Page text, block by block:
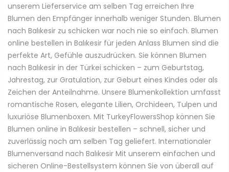
unserem Lieferservice am selben Tag erreichen Ihre
Blumen den Empfänger innerhalb weniger Stunden. Blumen
nach Balıkesir zu schicken war noch nie so einfach. Blumen
online bestellen in Balıkesir für jeden Anlass Blumen sind die
perfekte Art, Gefühle auszudrücken. Sie können Blumen
nach Balıkesir in der Türkei schicken – zum Geburtstag,
Jahrestag, zur Gratulation, zur Geburt eines Kindes oder als
Zeichen der Anteilnahme. Unsere Blumenkollektion umfasst
romantische Rosen, elegante Lilien, Orchideen, Tulpen und
luxuriöse Blumenboxen. Mit TurkeyFlowersShop können Sie
Blumen online in Balıkesir bestellen – schnell, sicher und
zuverlässig noch am selben Tag geliefert. Internationaler
Blumenversand nach Balıkesir Mit unserem einfachen und
sicheren Online-Bestellsystem können Sie von überall auf